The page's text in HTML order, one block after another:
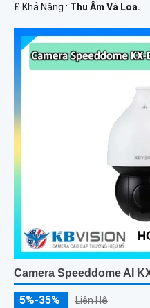
️₤ Khả Năng : Thu Âm Và Loa.
Camera Speeddome AI
5%-35% Liên Hệ